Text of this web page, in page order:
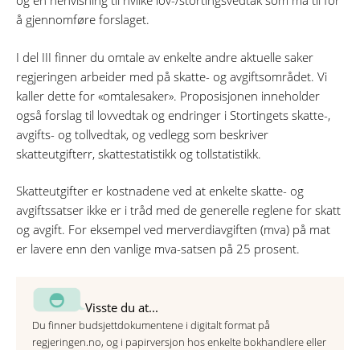
å gjennomføre forslaget.
I del III finner du omtale av enkelte andre aktuelle saker
regjeringen arbeider med på skatte- og avgiftsområdet. Vi
kaller dette for «omtalesaker». Proposisjonen inneholder
også forslag til lovvedtak og endringer i Stortingets skatte-,
avgifts- og tollvedtak, og vedlegg som beskriver
skatteutgifterr, skattestatistikk og tollstatistikk.
Skatteutgifter er kostnadene ved at enkelte skatte- og
avgiftssatser ikke er i tråd med de generelle reglene for skatt
og avgift. For eksempel ved merverdiavgiften (mva) på mat
er lavere enn den vanlige mva-satsen på 25 prosent.
Visste du at...
Du finner budsjettdokumentene i digitalt format på
regjeringen.no, og i papirversjon hos enkelte bokhandlere eller